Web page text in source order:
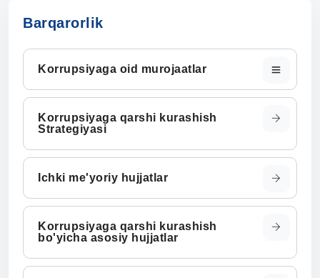
Barqarorlik
Korrupsiyaga oid murojaatlar
Korrupsiyaga qarshi kurashish
Strategiyasi
Ichki me'yoriy hujjatlar
Korrupsiyaga qarshi kurashish
bo'yicha asosiy hujjatlar